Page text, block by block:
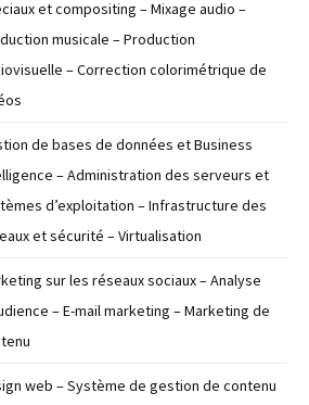
et compositing – Mixage audio –
musicale – Production
– Correction colorimétrique de
de bases de données et Business
– Administration des serveurs et
d’exploitation – Infrastructure des
et sécurité – Virtualisation
sur les réseaux sociaux – Analyse
– E-mail marketing – Marketing de
web – Système de gestion de contenu